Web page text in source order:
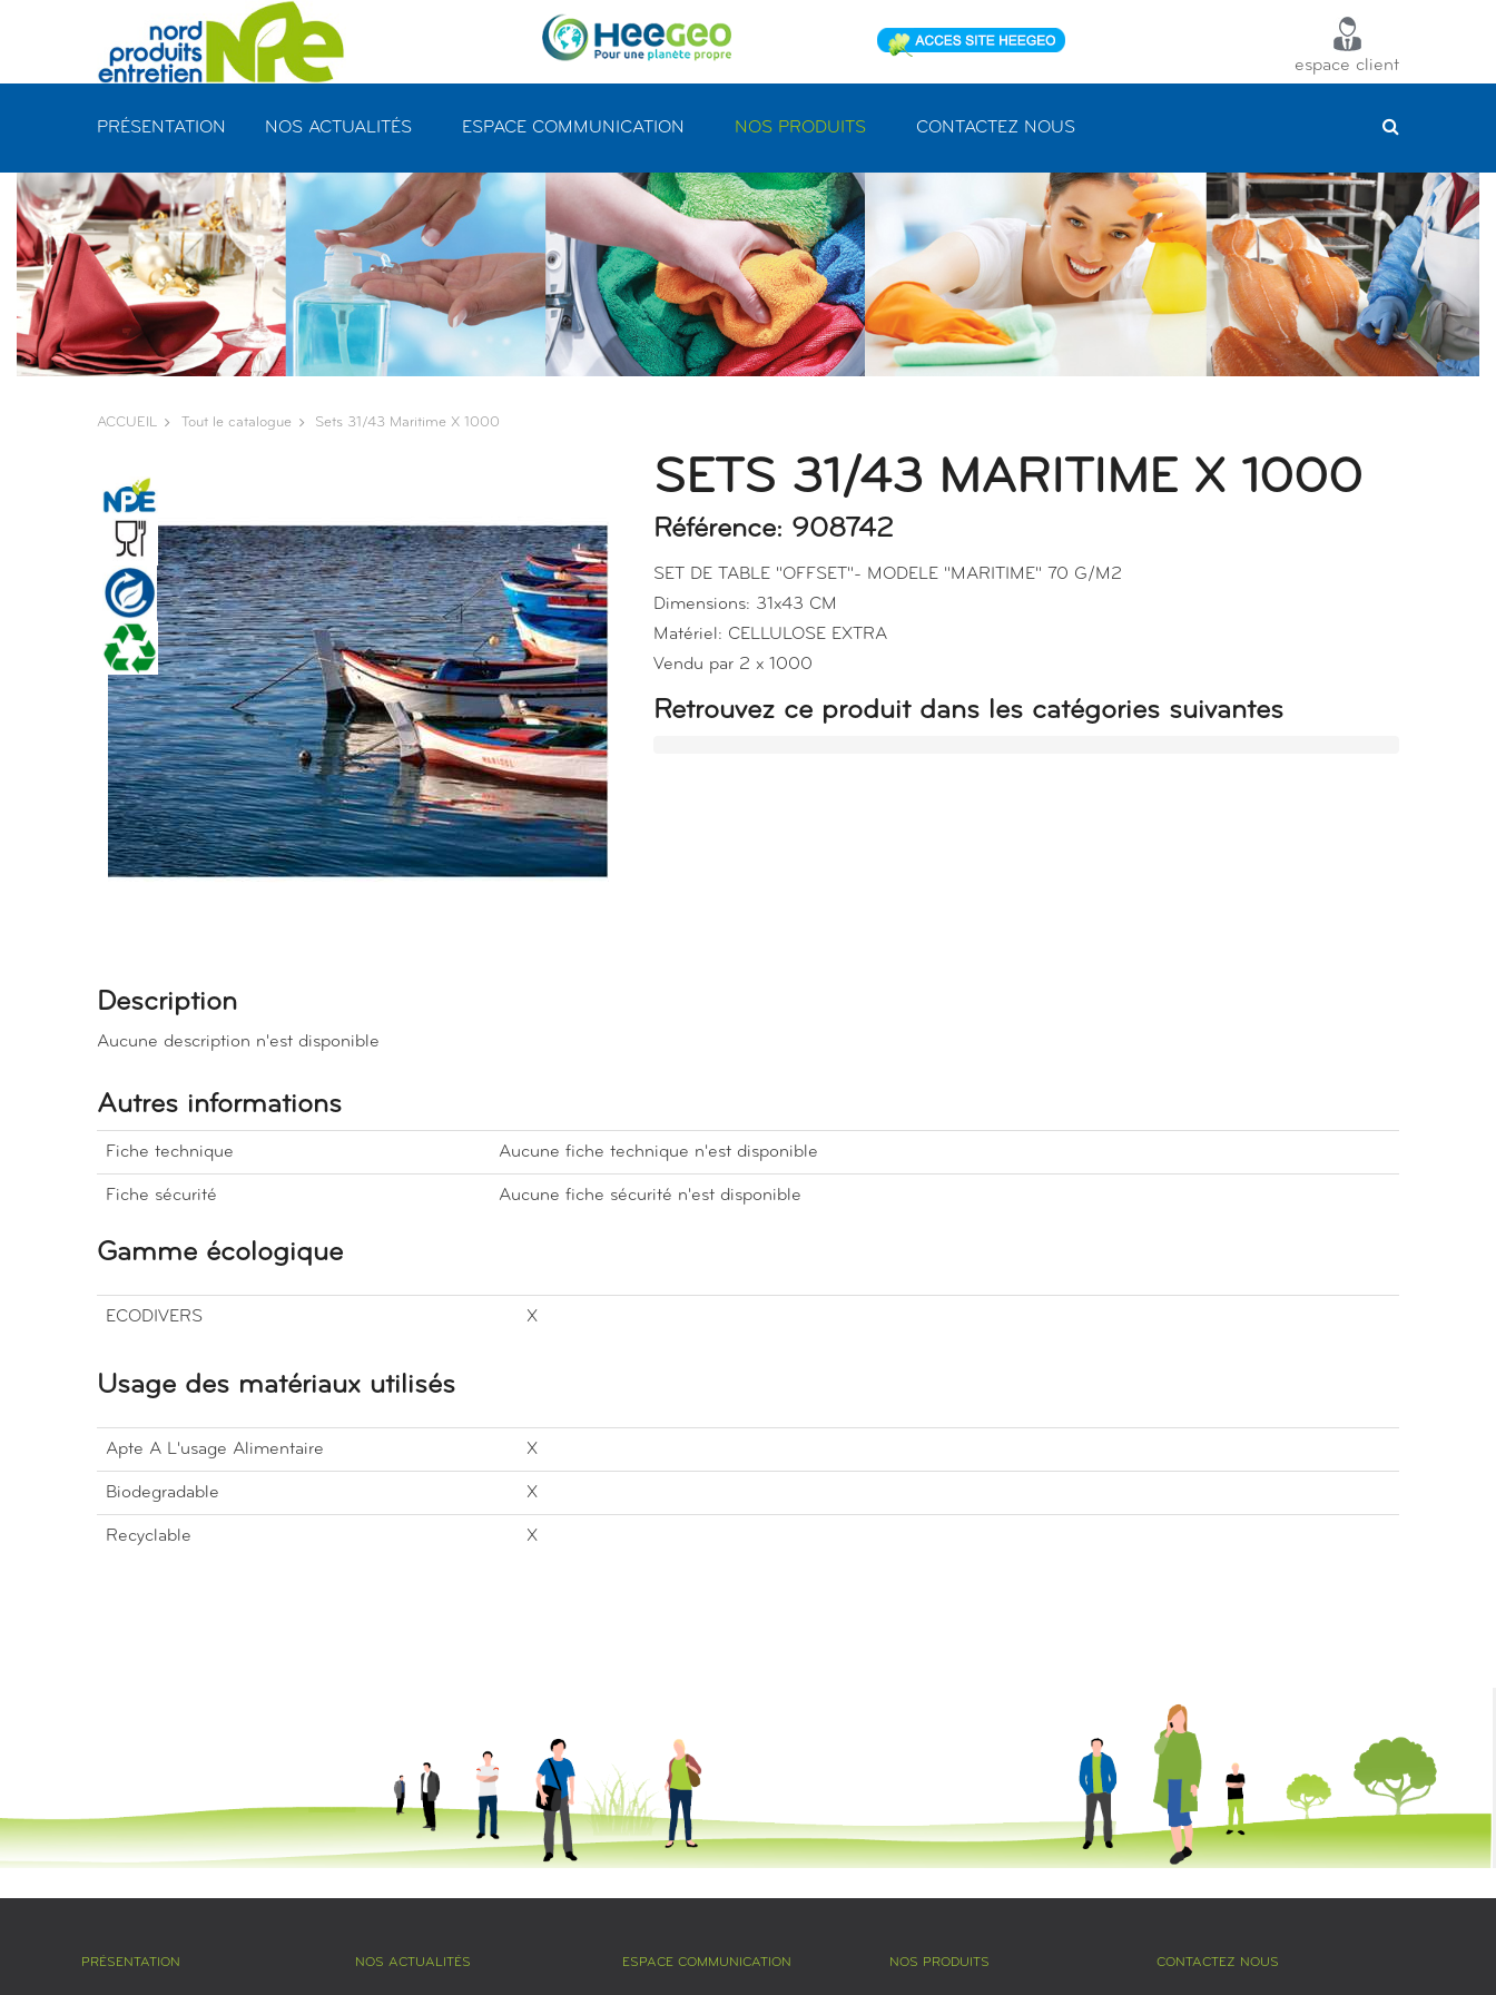
espace client
PRÉSENTATION NOS ACTUALITÉS ESPACE COMMUNICATION NOS PRODUITS CONTACTEZ NOUS
ACCUEIL Tout le catalogue Sets 31/43 Maritime X 1000
SETS 31/43 MARITIME X 1000
Référence: 908742
SET DE TABLE "OFFSET"- MODELE "MARITIME" 70 G/M2
Dimensions: 31x43 CM
Matériel: CELLULOSE EXTRA
Vendu par 2 x 1000
Retrouvez ce produit dans les catégories suivantes
Description
Aucune description n'est disponible
Autres informations
Fiche technique Aucune fiche technique n'est disponible
Fiche sécurité Aucune fiche sécurité n'est disponible
Gamme écologique
ECODIVERS X
Usage des matériaux utilisés
Apte A L'usage Alimentaire X
Biodegradable X
Recyclable X
PRÉSENTATION NOS ACTUALITÉS ESPACE COMMUNICATION NOS PRODUITS CONTACTEZ NOUS
Panneau de gestion des cookies